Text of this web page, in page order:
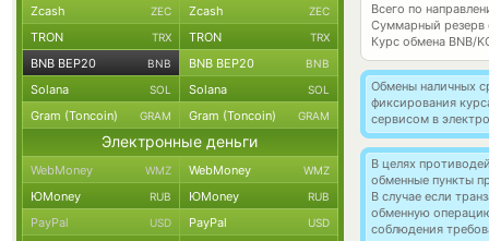
Всего по
Суммарный резерв
Курс обмена BNB/
Обмены наличных
фиксирования
сервисом в
В целях
обменные пункты
В случае если
обменную
соблюдения
Zcash ZEC Zcash ZEC
TRON TRX TRON TRX
BNB BEP20 BNB BNB BEP20 BNB
Solana SOL Solana SOL
Gram (Toncoin) GRAM Gram (Toncoin) GRAM
Электронные деньги
WebMoney WMZ WebMoney WMZ
ЮMoney RUB ЮMoney RUB
PayPal USD PayPal USD